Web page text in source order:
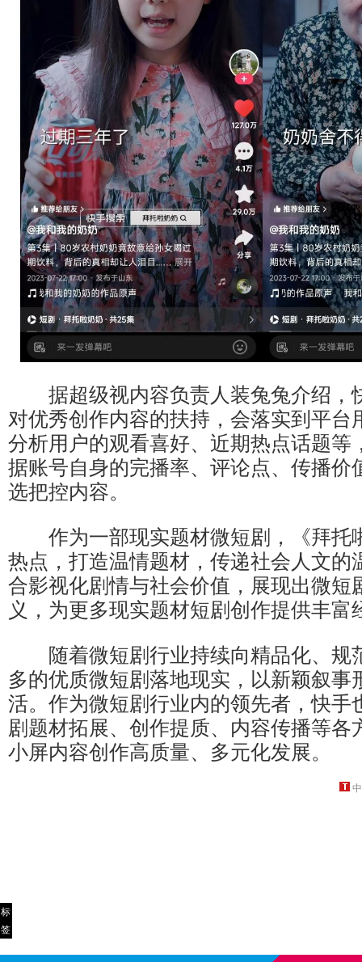
据超级视内容负责人装兔兔介绍，
对优秀创作内容的扶持，会落实到平台
分析用户的观看喜好、近期热点话题等
据账号自身的完播率、评论点、传播价
选把控内容。
作为一部现实题材微短剧，《拜托
热点，打造温情题材，传递社会人文的
合影视化剧情与社会价值，展现出微短
义，为更多现实题材短剧创作提供丰富
随着微短剧行业持续向精品化、规
多的优质微短剧落地现实，以新颖叙事
活。作为微短剧行业内的领先者，快手
剧题材拓展、创作提质、内容传播等各
小屏内容创作高质量、多元化发展。
标
签